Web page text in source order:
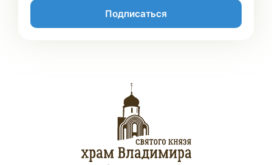
Подписаться